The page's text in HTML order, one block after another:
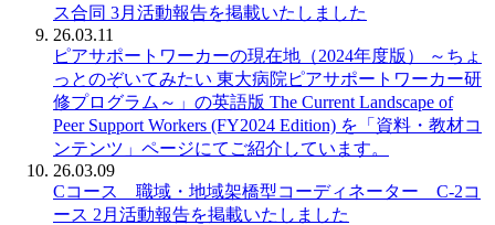
ス合同 3月活動報告を掲載いたしました
26.03.11
ピアサポートワーカーの現在地（2024年度版） ～ちょ
っとのぞいてみたい 東大病院ピアサポートワーカー研
修プログラム～」の英語版 The Current Landscape of
Peer Support Workers (FY2024 Edition) を「資料・教材コ
ンテンツ」ページにてご紹介しています。
26.03.09
Cコース 職域・地域架橋型コーディネーター C-2コ
ース 2月活動報告を掲載いたしました